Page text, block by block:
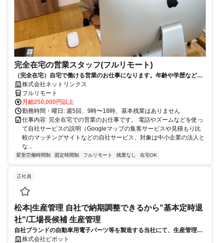
完全在宅の営業スタッフ(フルリモート)
（完全在宅）自宅で働ける営業のお仕事になります。年齢や学歴など問
いません。
株式会社ネットリンクス
フルリモート
月給250,000円以上
勤務時間・曜日: 週5回、9時〜18時、基本残業はありません
仕事内容: 完全在宅での営業のお仕事です。 電話やズームなどを使っ
て自社サービスの説明（Googleマップの集客サービスや見積もり比
較のマッチングサイトなどの自社サービス、対象は中小企業の法人と
な...
変形労働時間制 固定時間制 フルリモート 残業なし 在宅OK
正社員
松本|生産管理 自社で納期調整できるから"基本定時退
社"/工場長候補 生産管理
自社ブランドの自動車用電子パーツ等を製造する当社にて、生産管理を
お任せ。【具体的には】生産計画の策定、納期管理、部品管理など。
株式会社ピボット